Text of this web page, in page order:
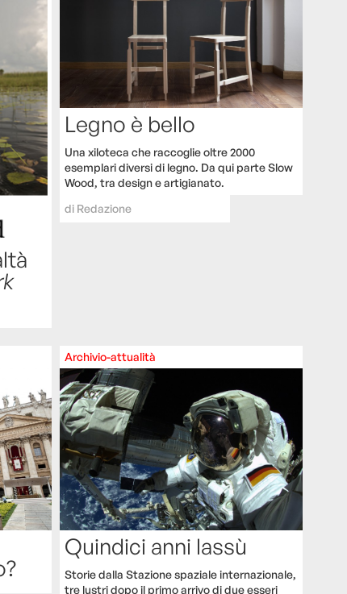
Legno è bello
Una xiloteca che raccoglie oltre 2000
esemplari diversi di legno. Da qui parte Slow
Wood, tra design e artigianato.
di Redazione
Archivio-attualità
Quindici anni lassù
Storie dalla Stazione spaziale internazionale,
tre lustri dopo il primo arrivo di due esseri